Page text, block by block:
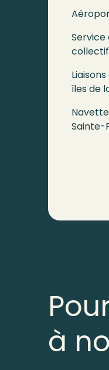
Service
îles de
Sainte-
à